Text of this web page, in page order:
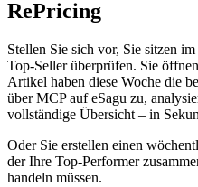
RePricing
Stellen Sie sich vor, Sie sitzen
Top-Seller überprüfen. Sie
Artikel haben diese Woche die
über MCP auf eSagu zu,
vollständige Übersicht – in
Oder Sie erstellen einen
der Ihre Top-Performer
handeln müssen.